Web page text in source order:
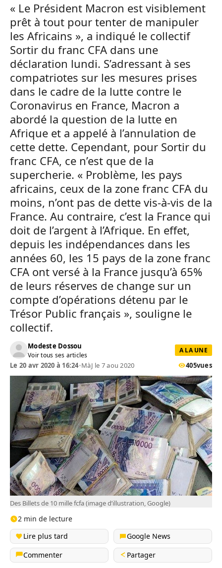
« Le Président Macron est visiblement
prêt à tout pour tenter de manipuler
les Africains », a indiqué le collectif
Sortir du franc CFA dans une
déclaration lundi. S’adressant à ses
compatriotes sur les mesures prises
dans le cadre de la lutte contre le
Coronavirus en France, Macron a
abordé la question de la lutte en
Afrique et a appelé à l’annulation de
cette dette. Cependant, pour Sortir du
franc CFA, ce n’est que de la
supercherie. « Problème, les pays
africains, ceux de la zone franc CFA du
moins, n’ont pas de dette vis-à-vis de la
France. Au contraire, c’est la France qui
doit de l’argent à l’Afrique. En effet,
depuis les indépendances dans les
années 60, les 15 pays de la zone franc
CFA ont versé à la France jusqu’à 65%
de leurs réserves de change sur un
compte d’opérations détenu par le
Trésor Public français », souligne le
collectif.
Modeste Dossou
Voir tous ses articles
A LA UNE
Le 20 avr 2020 à 16:24•MàJ le 7 aou 2020 405vues
Des Billets de 10 mille fcfa (image d’illustration, Google)
2 min de lecture
Lire plus tard
Google News
Commenter
Partager